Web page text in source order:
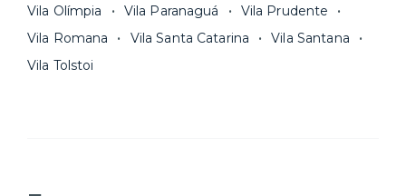
Vila Olímpia
Vila Paranaguá
Vila Prudente
Vila Romana
Vila Santa Catarina
Vila Santana
Vila Tolstoi